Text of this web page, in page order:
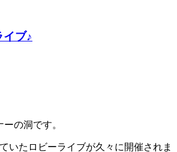
イブ♪
の洞です。
いたロビーライブが久々に開催されま